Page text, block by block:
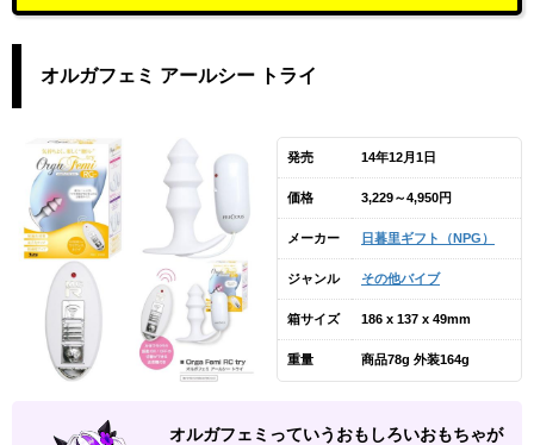
オルガフェミ アールシー トライ
発売 14年12月1日
価格 3,229～4,950円
メーカー 日暮里ギフト（NPG）
ジャンル その他バイブ
箱サイズ 186 x 137 x 49mm
重量 商品78g 外装164g
オルガフェミっていうおもしろいおもちゃが